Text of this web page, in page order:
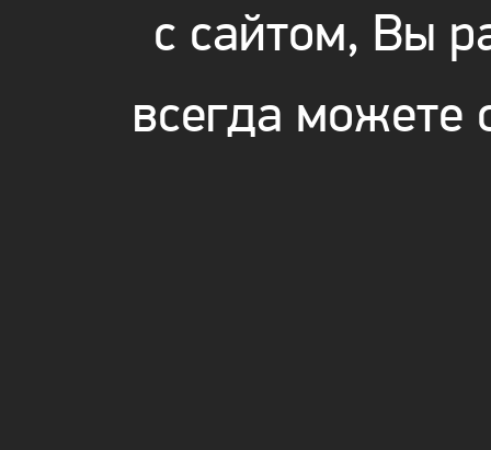
с сайтом, Вы
всегда можете